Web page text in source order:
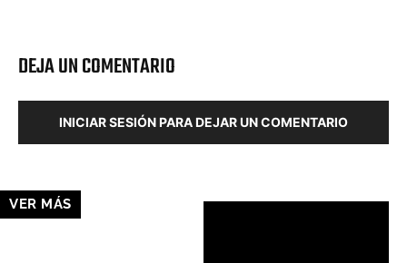
DEJA UN COMENTARIO
INICIAR SESIÓN PARA DEJAR UN COMENTARIO
VER MÁS